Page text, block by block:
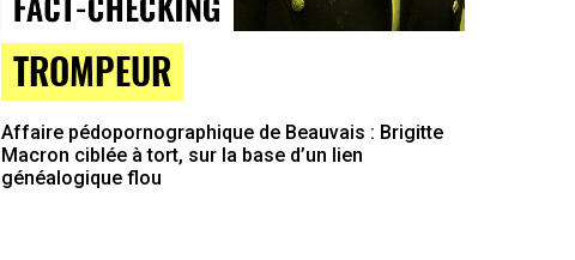
TROMPEUR
Affaire pédopornographique de Beauvais : Brigitte
Macron ciblée à tort, sur la base d’un lien
généalogique flou